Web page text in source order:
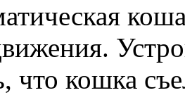
что кошка